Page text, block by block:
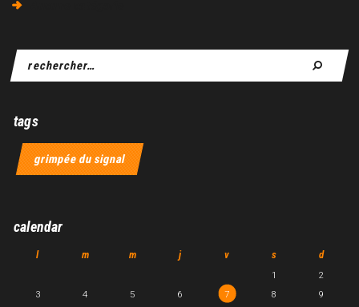
tags
grimpée du signal
calendar
l m m j v s d
1
2
3
4 5 6 7 8
9